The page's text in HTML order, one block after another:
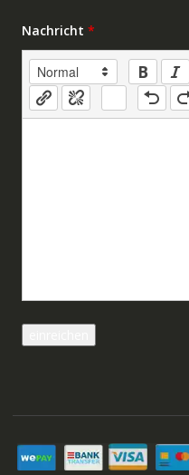
Nachricht *